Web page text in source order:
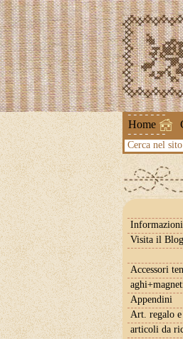
Home
Cerca nel sito
Informazioni
Visita il Blog
Accessori
Appendini
Art. regalo
articoli da